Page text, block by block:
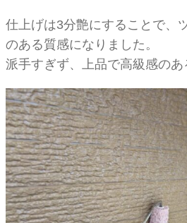
仕上げは3分艶にすることで、
のある質感になりました。
派手すぎず、上品で高級感のあ